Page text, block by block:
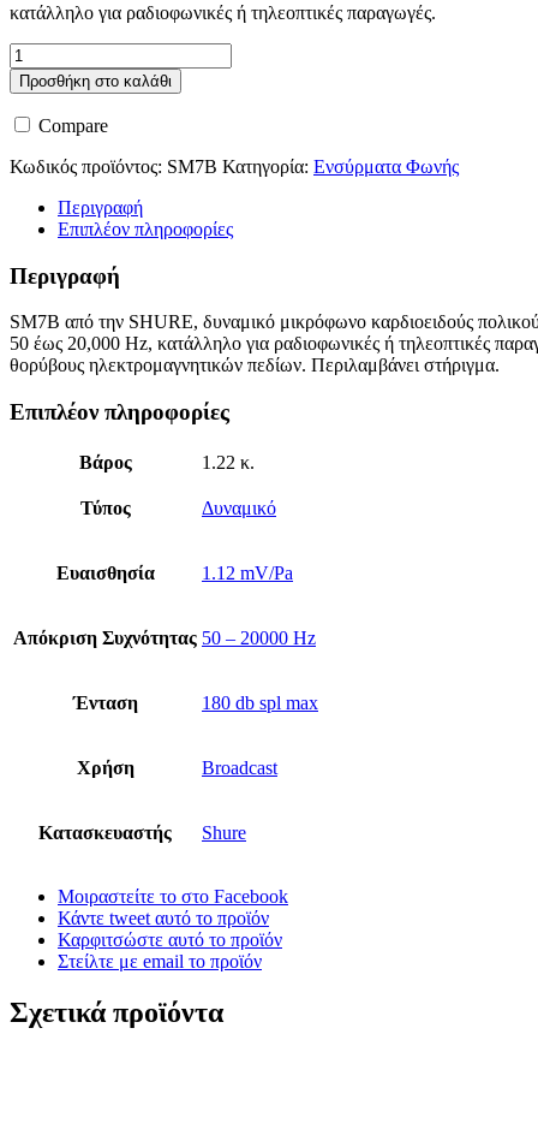
κατάλληλο για ραδιοφωνικές ή τηλεοπτικές παραγωγές.
Shure
SM
7B
ποσότητα
Προσθήκη στο καλάθι
Compare
Κωδικός προϊόντος: SM7B Κατηγορία: Ενσύρματα Φωνής
Περιγραφή
Επιπλέον πληροφορίες
Περιγραφή
SM7B από την SHURE, δυναμικό μικρόφωνο καρδιοειδούς
50 έως 20,000 Hz, κατάλληλο για ραδιοφωνικές ή τηλεοπτικές
θορύβους ηλεκτρομαγνητικών πεδίων. Περιλαμβάνει στήριγμα.
Επιπλέον πληροφορίες
Βάρος 1.22 κ.
Τύπος Δυναμικό
Ευαισθησία 1.12 mV/Pa
Απόκριση Συχνότητας 50 – 20000 Hz
Ένταση 180 db spl max
Χρήση Broadcast
Κατασκευαστής Shure
Μοιραστείτε το στο Facebook
Κάντε tweet αυτό το προϊόν
Καρφιτσώστε αυτό το προϊόν
Στείλτε με email το προϊόν
Σχετικά προϊόντα